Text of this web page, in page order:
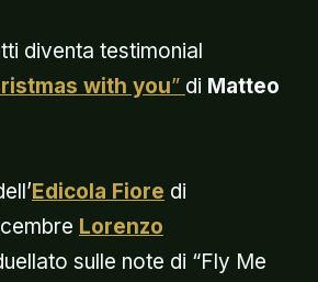
diventa testimonial
with you” di Matteo
Edicola Fiore di
Lorenzo
sulle note di “Fly Me